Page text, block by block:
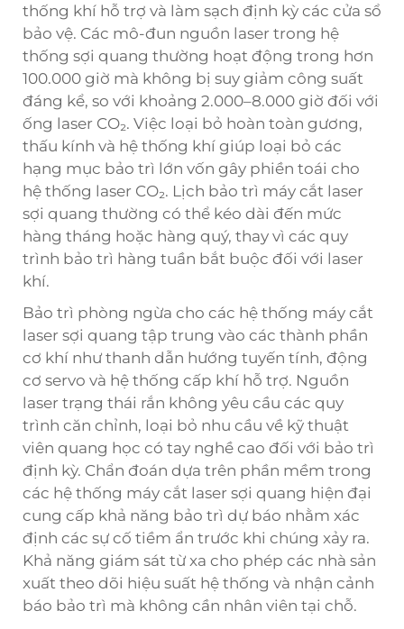
thống khí hỗ trợ và làm sạch định kỳ các cửa sổ
bảo vệ. Các mô-đun nguồn laser trong hệ
thống sợi quang thường hoạt động trong hơn
100.000 giờ mà không bị suy giảm công suất
đáng kể, so với khoảng 2.000–8.000 giờ đối với
ống laser CO₂. Việc loại bỏ hoàn toàn gương,
thấu kính và hệ thống khí giúp loại bỏ các
hạng mục bảo trì lớn vốn gây phiền toái cho
hệ thống laser CO₂. Lịch bảo trì máy cắt laser
sợi quang thường có thể kéo dài đến mức
hàng tháng hoặc hàng quý, thay vì các quy
trình bảo trì hàng tuần bắt buộc đối với laser
khí.
Bảo trì phòng ngừa cho các hệ thống máy cắt
laser sợi quang tập trung vào các thành phần
cơ khí như thanh dẫn hướng tuyến tính, động
cơ servo và hệ thống cấp khí hỗ trợ. Nguồn
laser trạng thái rắn không yêu cầu các quy
trình căn chỉnh, loại bỏ nhu cầu về kỹ thuật
viên quang học có tay nghề cao đối với bảo trì
định kỳ. Chẩn đoán dựa trên phần mềm trong
các hệ thống máy cắt laser sợi quang hiện đại
cung cấp khả năng bảo trì dự báo nhằm xác
định các sự cố tiềm ẩn trước khi chúng xảy ra.
Khả năng giám sát từ xa cho phép các nhà sản
xuất theo dõi hiệu suất hệ thống và nhận cảnh
báo bảo trì mà không cần nhân viên tại chỗ.